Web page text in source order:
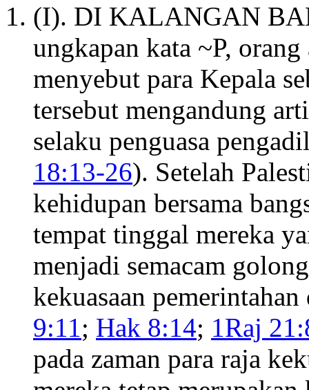
(I). DI KALANGAN
ungkapan kata ~P,
menyebut para Kepala
tersebut mengandung
selaku penguasa
18:13-26). Setelah
kehidupan bersama
tempat tinggal mereka
menjadi semacam
kekuasaan
9:11; Hak 8:14; 1Raj
pada zaman para raja